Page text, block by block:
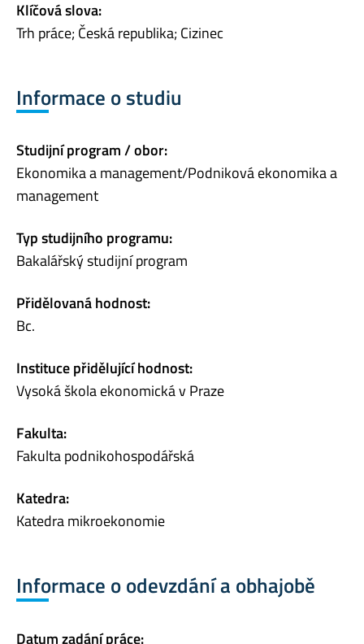
Klíčová slova:
Trh práce; Česká republika; Cizinec
Informace o studiu
Studijní program / obor:
Ekonomika a management/Podniková ekonomika a
management
Typ studijního programu:
Bakalářský studijní program
Přidělovaná hodnost:
Bc.
Instituce přidělující hodnost:
Vysoká škola ekonomická v Praze
Fakulta:
Fakulta podnikohospodářská
Katedra:
Katedra mikroekonomie
Informace o odevzdání a obhajobě
Datum zadání práce: